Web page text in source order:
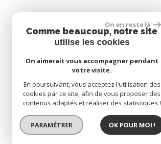
On en reste là
Comme beaucoup, notre site
utilise les cookies
On aimerait vous accompagner pendant
votre visite.
En poursuivant, vous acceptez l'utilisation des
cookies par ce site, afin de vous proposer des
contenus adaptés et réaliser des statistiques !
PARAMÉTRER OK POUR MOI !